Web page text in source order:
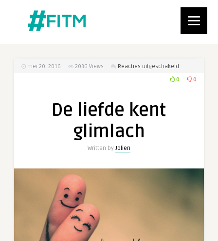
mei 20, 2016 2036 Views Reacties uitgeschakeld
De
0 0
De liefde kent
glimlach
Written by Jolien